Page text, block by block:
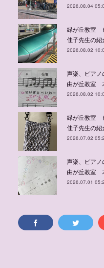
2026.08.04
緑が丘教室
佳子先生の紹
2026.08.02
声楽、ピアノ
由が丘教室
2026.08.02
緑が丘教室
佳子先生の紹
2026.07.02
声楽、ピアノ
由が丘教室
2026.07.01